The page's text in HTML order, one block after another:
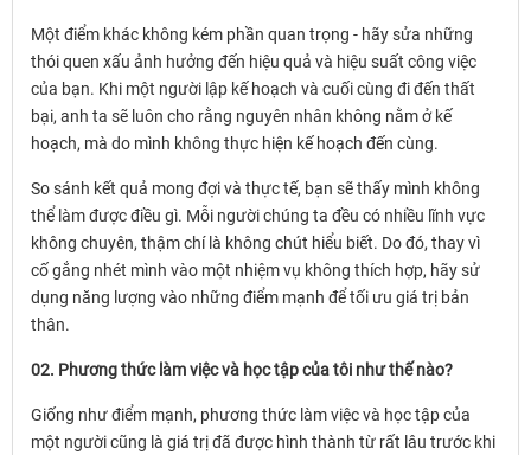
Một điểm khác không kém phần quan trọng - hãy sửa những
thói quen xấu ảnh hưởng đến hiệu quả và hiệu suất công việc
của bạn. Khi một người lập kế hoạch và cuối cùng đi đến thất
bại, anh ta sẽ luôn cho rằng nguyên nhân không nằm ở kế
hoạch, mà do mình không thực hiện kế hoạch đến cùng.
So sánh kết quả mong đợi và thực tế, bạn sẽ thấy mình không
thể làm được điều gì. Mỗi người chúng ta đều có nhiều lĩnh vực
không chuyên, thậm chí là không chút hiểu biết. Do đó, thay vì
cố gắng nhét mình vào một nhiệm vụ không thích hợp, hãy sử
dụng năng lượng vào những điểm mạnh để tối ưu giá trị bản
thân.
02. Phương thức làm việc và học tập của tôi như thế nào?
Giống như điểm mạnh, phương thức làm việc và học tập của
một người cũng là giá trị đã được hình thành từ rất lâu trước khi